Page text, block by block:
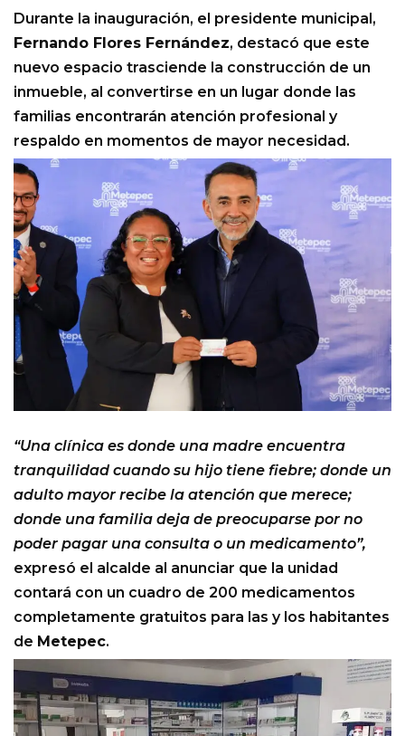
Durante la inauguración, el presidente municipal,
Fernando Flores Fernández, destacó que este
nuevo espacio trasciende la construcción de un
inmueble, al convertirse en un lugar donde las
familias encontrarán atención profesional y
respaldo en momentos de mayor necesidad.
“Una clínica es donde una madre encuentra
tranquilidad cuando su hijo tiene fiebre; donde un
adulto mayor recibe la atención que merece;
donde una familia deja de preocuparse por no
poder pagar una consulta o un medicamento”,
expresó el alcalde al anunciar que la unidad
contará con un cuadro de 200 medicamentos
completamente gratuitos para las y los habitantes
de Metepec.